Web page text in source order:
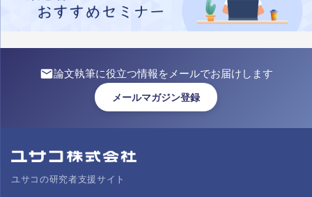
論文執筆に役立つ情報をメールでお届けします
メールマガジン登録
ユサコの研究者支援サイト